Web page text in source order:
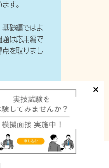
す。
基礎編ではよ
題は応用編で
点を取りまし
険に関する
いのではない
すが、知って
FP1級実技試
お問い合わせ